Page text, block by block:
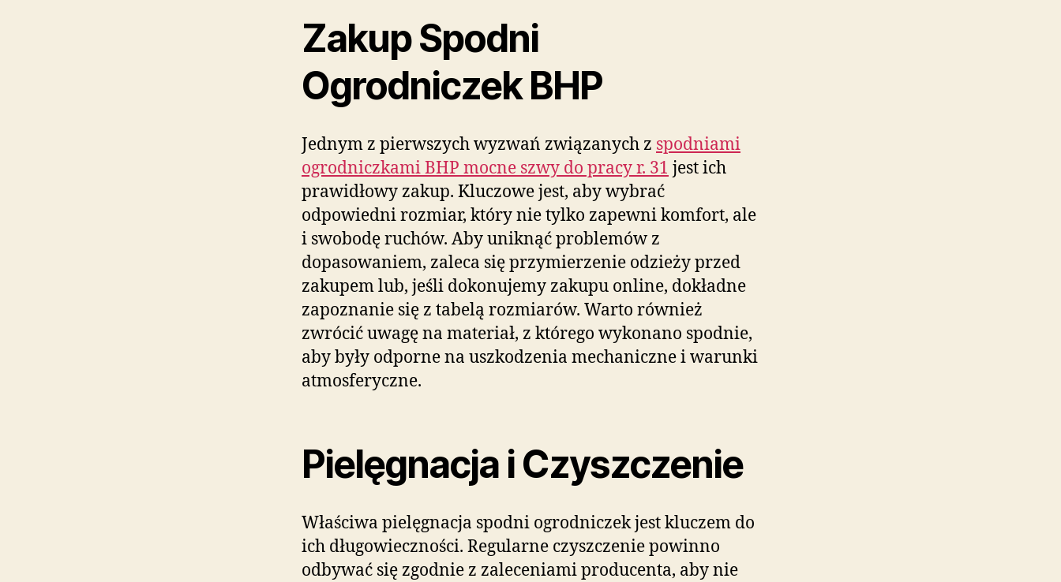
Zakup Spodni
Ogrodniczek BHP
Jednym z pierwszych wyzwań związanych z spodniami
ogrodniczkami BHP mocne szwy do pracy r. 31 jest ich
prawidłowy zakup. Kluczowe jest, aby wybrać
odpowiedni rozmiar, który nie tylko zapewni komfort, ale
i swobodę ruchów. Aby uniknąć problemów z
dopasowaniem, zaleca się przymierzenie odzieży przed
zakupem lub, jeśli dokonujemy zakupu online, dokładne
zapoznanie się z tabelą rozmiarów. Warto również
zwrócić uwagę na materiał, z którego wykonano spodnie,
aby były odporne na uszkodzenia mechaniczne i warunki
atmosferyczne.
Pielęgnacja i Czyszczenie
Właściwa pielęgnacja spodni ogrodniczek jest kluczem do
ich długowieczności. Regularne czyszczenie powinno
odbywać się zgodnie z zaleceniami producenta, aby nie